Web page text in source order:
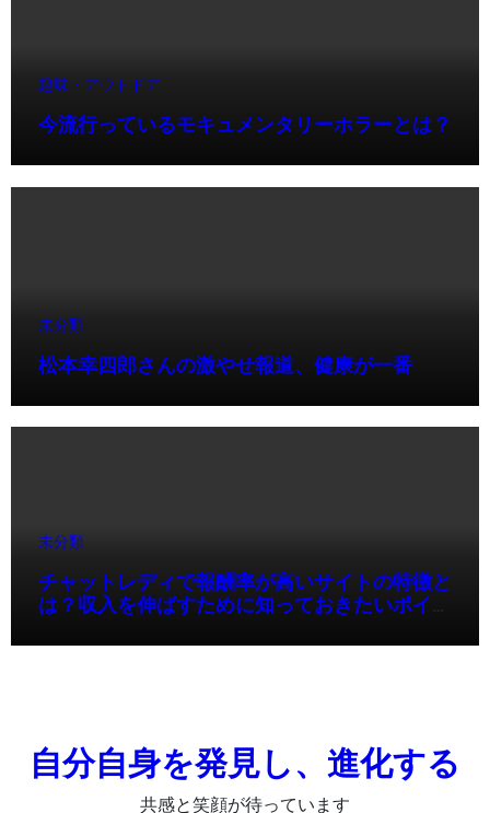
趣味・アウトドア
今流行っているモキュメンタリーホラーとは？
未分類
松本幸四郎さんの激やせ報道、健康が一番
未分類
チャットレディで報酬率が高いサイトの特徴と
は？収入を伸ばすために知っておきたいポイン
自分自身を発見し、進化する
共感と笑顔が待っています